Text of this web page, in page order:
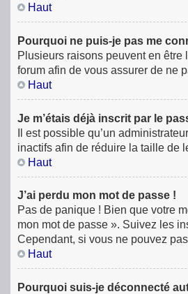
Haut
Pourquoi ne puis-je pas me
Plusieurs raisons peuvent en être
forum afin de vous assurer de ne
Haut
Je m’étais déjà inscrit par le
Il est possible qu’un
inactifs afin de réduire la taille de
Haut
J’ai perdu mon mot de passe !
Pas de panique ! Bien que votre
mon mot de passe ». Suivez les
Cependant, si vous ne pouvez
Haut
Pourquoi suis-je déconnecté